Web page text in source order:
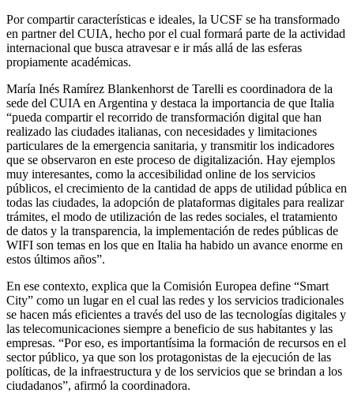
Por compartir características e ideales, la UCSF se ha transformado
en partner del CUIA, hecho por el cual formará parte de la actividad
internacional que busca atravesar e ir más allá de las esferas
propiamente académicas.
María Inés Ramírez Blankenhorst de Tarelli es coordinadora de la
sede del CUIA en Argentina y destaca la importancia de que Italia
“pueda compartir el recorrido de transformación digital que han
realizado las ciudades italianas, con necesidades y limitaciones
particulares de la emergencia sanitaria, y transmitir los indicadores
que se observaron en este proceso de digitalización. Hay ejemplos
muy interesantes, como la accesibilidad online de los servicios
públicos, el crecimiento de la cantidad de apps de utilidad pública en
todas las ciudades, la adopción de plataformas digitales para realizar
trámites, el modo de utilización de las redes sociales, el tratamiento
de datos y la transparencia, la implementación de redes públicas de
WIFI son temas en los que en Italia ha habido un avance enorme en
estos últimos años”.
En ese contexto, explica que la Comisión Europea define “Smart
City” como un lugar en el cual las redes y los servicios tradicionales
se hacen más eficientes a través del uso de las tecnologías digitales y
las telecomunicaciones siempre a beneficio de sus habitantes y las
empresas. “Por eso, es importantísima la formación de recursos en el
sector público, ya que son los protagonistas de la ejecución de las
políticas, de la infraestructura y de los servicios que se brindan a los
ciudadanos”, afirmó la coordinadora.